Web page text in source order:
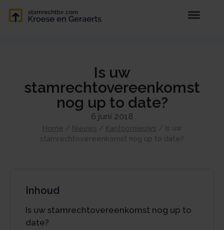
Is uw
stamrechtovereenkomst
nog up to date?
6 juni 2018
Home / Nieuws / Kantoornieuws / Is uw
stamrechtovereenkomst nog up to date?
Inhoud
Is uw stamrechtovereenkomst nog up to
date?